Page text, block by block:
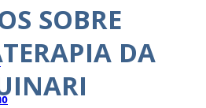
SOBRE
DA